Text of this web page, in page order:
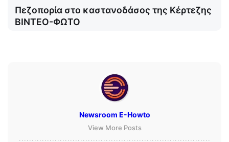
Πεζοπορία στο καστανοδάσος της Κέρτεζης
ΒΙΝΤΕΟ-ΦΩΤΟ
Newsroom E-Howto
View More Posts